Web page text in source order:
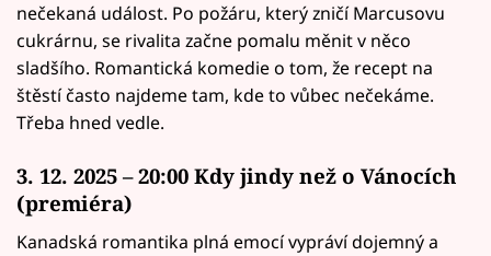
nečekaná událost. Po požáru, který zničí Marcusovu
cukrárnu, se rivalita začne pomalu měnit v něco
sladšího. Romantická komedie o tom, že recept na
štěstí často najdeme tam, kde to vůbec nečekáme.
Třeba hned vedle.
3. 12. 2025 – 20:00 Kdy jindy než o Vánocích
(premiéra)
Kanadská romantika plná emocí vypráví dojemný a